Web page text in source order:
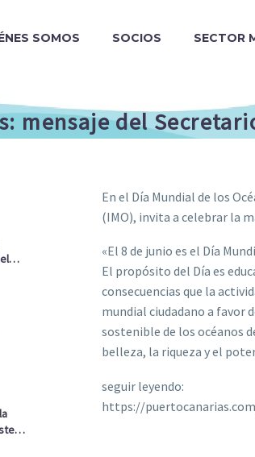
SOMOS SOCIOS SECTOR
mensaje del
En el Día Mundial de los
(IMO), invita a celebrar la
«El 8 de junio es el Día
El propósito del Día es
consecuencias que la
mundial ciudadano a favor
sostenible de los océanos
belleza, la riqueza y el
seguir leyendo:
https://